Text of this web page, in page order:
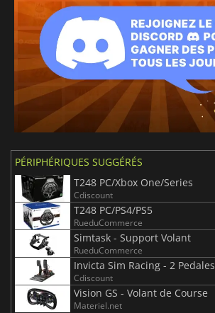
PÉRIPHÉRIQUES SUGGÉRÉS
T248 PC/Xbox One/Series
Cdiscount
T248 PC/PS4/PS5
RueduCommerce
Simtask - Support Volant
RueduCommerce
Invicta Sim Racing - 2 Pedales
Cdiscount
Vision GS - Volant de Course
Materiel.net